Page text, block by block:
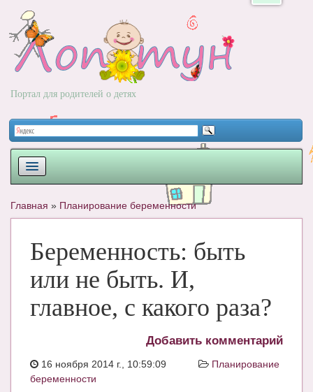
Портал для родителей о детях
НОВОРОЖДЕННЫЙ
РАЗВИТИЕ
ВОПРОС-ОТВЕТ
КНИГИ
Рекомендовано
Главная » Планирование беременности
Беременность: быть
или не быть. И,
главное, с какого раза?
Добавить комментарий
16 ноября 2014 г., 10:59:09
Планирование
беременности